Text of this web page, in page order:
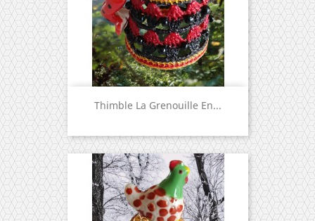
Thimble La Grenouille En...